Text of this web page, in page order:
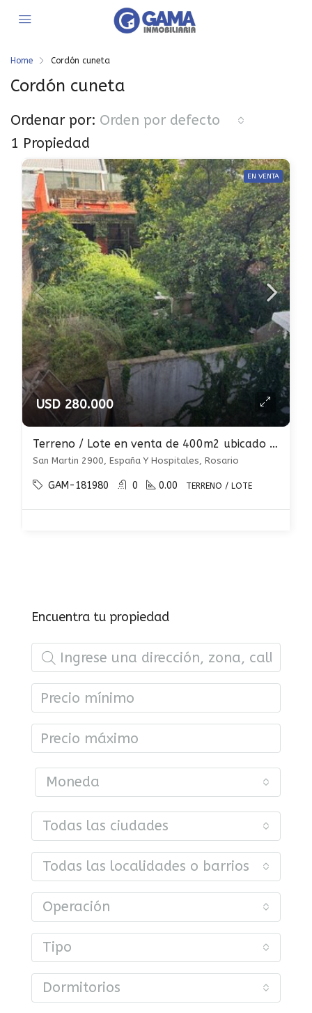
Home Cordón cuneta
Cordón cuneta
1 Propiedad
Ordenar por: Orden por defecto
EN VENTA
USD 280.000
Terreno / Lote en venta de 400m2 ubicado en España Y Hospitales
San Martin 2900, España Y Hospitales, Rosario
GAM-181980 0 0.00 TERRENO / LOTE
Encuentra tu propiedad
Moneda
Todas las ciudades
Todas las localidades o barrios
Operación
Tipo
Dormitorios